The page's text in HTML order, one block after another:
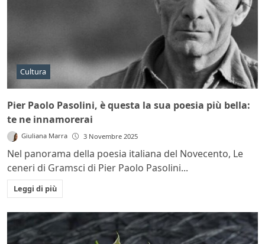
Cultura
Pier Paolo Pasolini, è questa la sua poesia più bella:
te ne innamorerai
Giuliana Marra 3 Novembre 2025
Nel panorama della poesia italiana del Novecento, Le
ceneri di Gramsci di Pier Paolo Pasolini...
Leggi di più